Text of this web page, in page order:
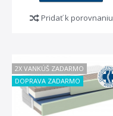
Pridať k porovnaniu
2X VANKÚŠ ZADARMO
DOPRAVA ZADARMO